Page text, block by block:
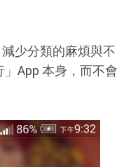
少分類的麻煩與不
App 本身，而不會